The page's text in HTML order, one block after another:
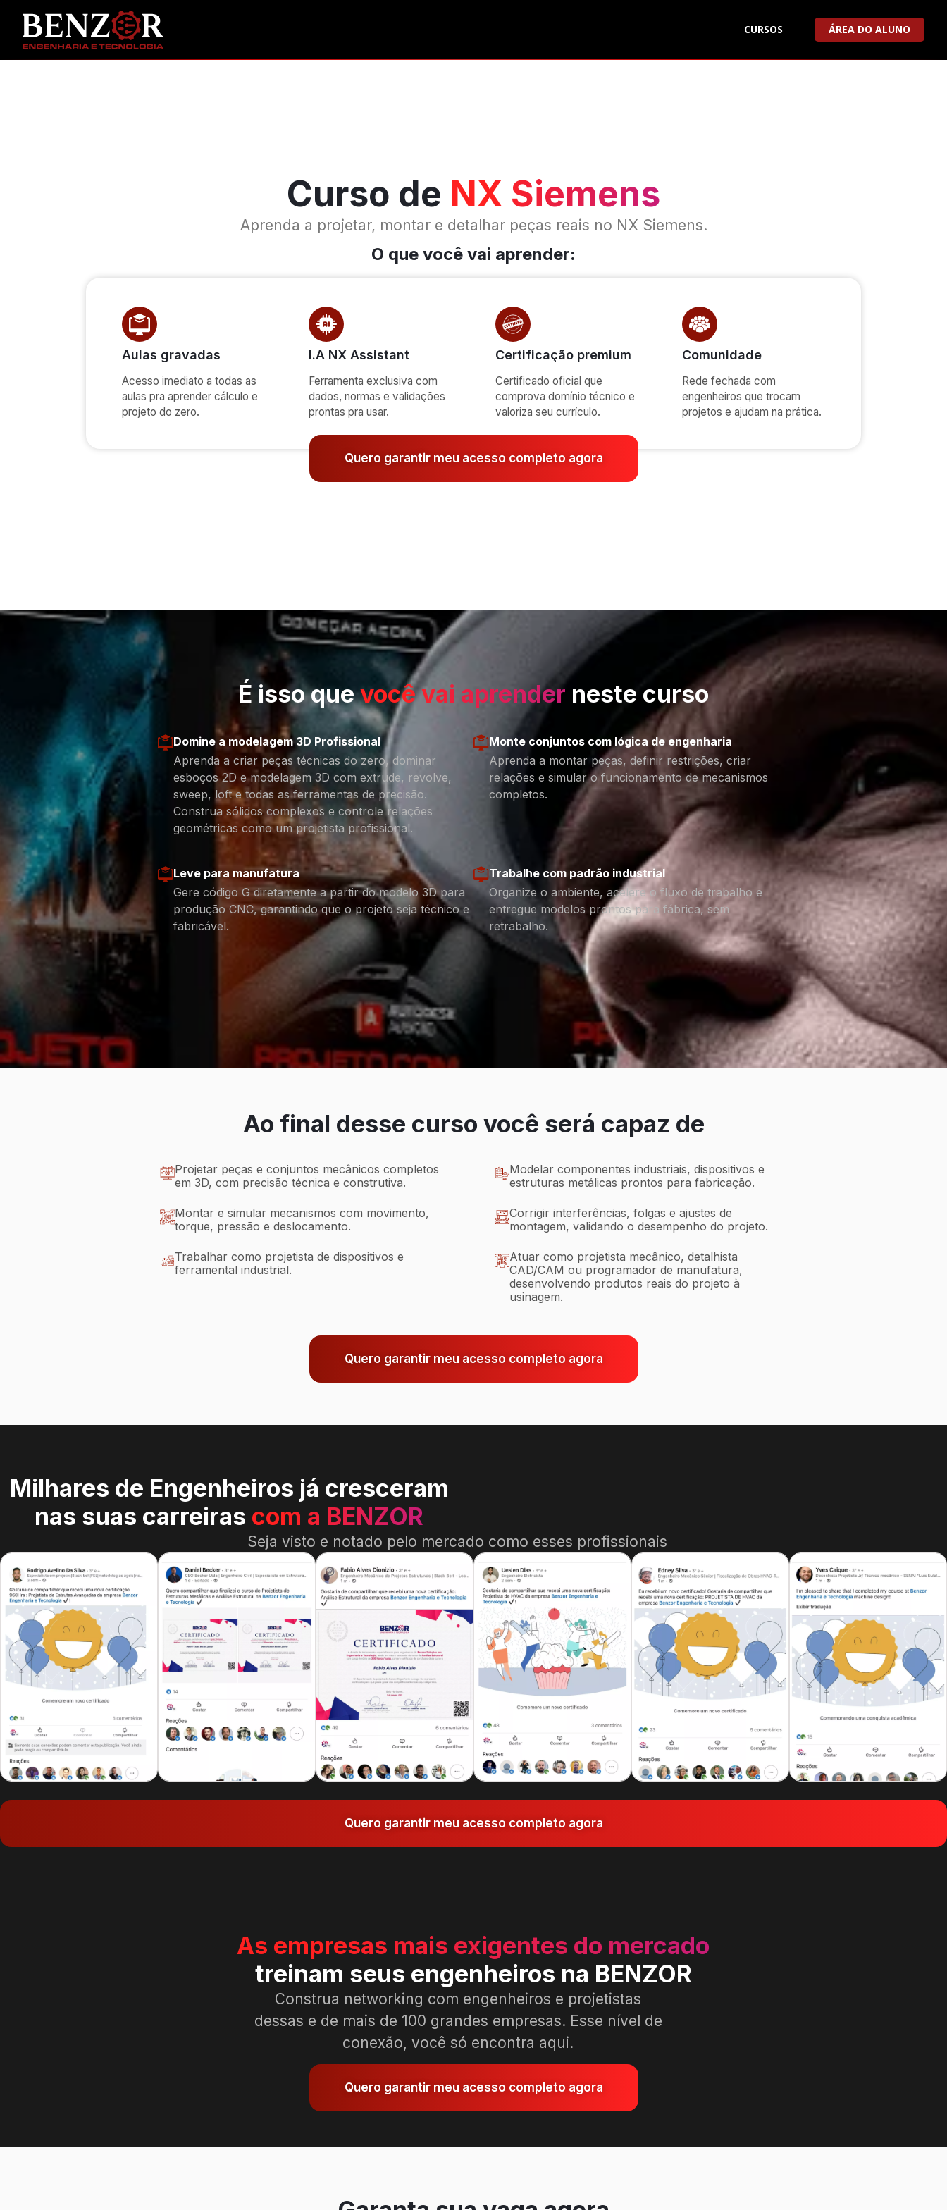
CURSOS ÁREA DO ALUNO
Curso de NX Siemens
Aprenda a projetar, montar e detalhar peças reais no NX Siemens.
O que você vai aprender:
Aulas gravadas
Acesso imediato a todas as
aulas pra aprender cálculo e
projeto do zero.
I.A NX Assistant
Ferramenta exclusiva com
dados, normas e validações
prontas pra usar.
Certificação premium
Certificado oficial que
comprova domínio técnico e
valoriza seu currículo.
Comunidade
Rede fechada com
engenheiros que trocam
projetos e ajudam na prática.
Quero garantir meu acesso completo agora
É isso quevocê vai aprender neste curso
Domine a modelagem 3D Profissional
Aprenda a criar peças técnicas do zero, dominar
esboços 2D e modelagem 3D com extrude, revolve,
sweep, loft e todas as ferramentas de precisão.
Construa sólidos complexos e controle relações
geométricas como um projetista profissional.
Monte conjuntos com lógica de engenharia
Aprenda a montar peças, definir restrições, criar
relações e simular o funcionamento de mecanismos
completos.
Leve para manufatura
Gere código G diretamente a partir do modelo 3D para
produção CNC, garantindo que o projeto seja técnico e
fabricável.
Trabalhe com padrão industrial
Organize o ambiente, acelere o fluxo de trabalho e
entregue modelos prontos para fábrica, sem
retrabalho.
Ao final desse curso você será capaz de
Projetar peças e conjuntos mecânicos completos
em 3D, com precisão técnica e construtiva.
Modelar componentes industriais, dispositivos e
estruturas metálicas prontos para fabricação.
Montar e simular mecanismos com movimento,
torque, pressão e deslocamento.
Corrigir interferências, folgas e ajustes de
montagem, validando o desempenho do projeto.
Trabalhar como projetista de dispositivos e
ferramental industrial.
Atuar como projetista mecânico, detalhista
CAD/CAM ou programador de manufatura,
desenvolvendo produtos reais do projeto à
usinagem.
Quero garantir meu acesso completo agora
Milhares de Engenheiros já cresceram
nas suas carreiras com a BENZOR
Seja visto e notado pelo mercado como esses profissionais
Quero garantir meu acesso completo agora
As empresas mais exigentes do mercado
treinam seus engenheiros na BENZOR
Construa networking com engenheiros e projetistas
dessas e de mais de 100 grandes empresas. Esse nível de
conexão, você só encontra aqui.
Quero garantir meu acesso completo agora